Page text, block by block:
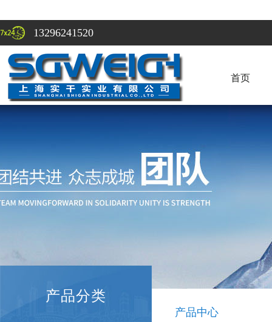
13296241520
首页
产品分类
产品中心